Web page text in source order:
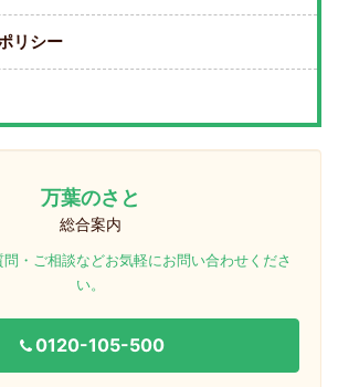
リシー
万葉のさと
総合案内
・ご相談などお気軽にお問い合わせくださ
い。
0120-105-500